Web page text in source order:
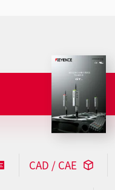
CAD / CAE